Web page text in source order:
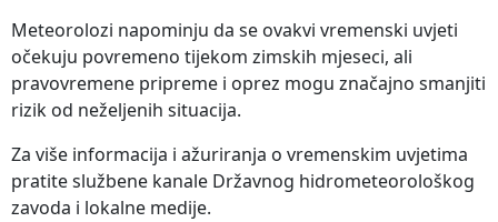
Meteorolozi napominju da se ovakvi vremenski uvjeti
očekuju povremeno tijekom zimskih mjeseci, ali
pravovremene pripreme i oprez mogu značajno smanjiti
rizik od neželjenih situacija.
Za više informacija i ažuriranja o vremenskim uvjetima
pratite službene kanale Državnog hidrometeorološkog
zavoda i lokalne medije.